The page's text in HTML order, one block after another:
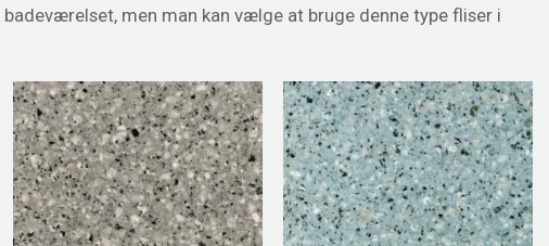
men man kan vælge at bruge denne type fliser i